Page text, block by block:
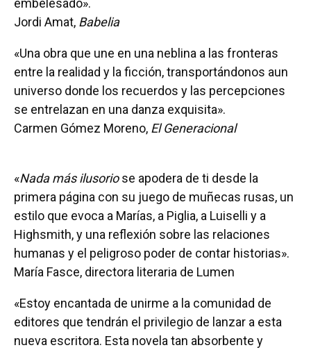
embelesado».
Jordi Amat, Babelia
«Una obra que une en una neblina a las fronteras
entre la realidad y la ficción, transportándonos aun
universo donde los recuerdos y las percepciones
se entrelazan en una danza exquisita».
Carmen Gómez Moreno, El Generacional
«Nada más ilusoriose apodera de ti desde la
primera página con su juego de muñecas rusas, un
estilo que evoca a Marías, a Piglia, a Luiselli y a
Highsmith, y una reflexión sobre las relaciones
humanas y el peligroso poder de contar historias».
María Fasce, directora literaria de Lumen
«Estoy encantada de unirme a la comunidad de
editores que tendrán el privilegio de lanzar a esta
nueva escritora. Esta novela tan absorbente y